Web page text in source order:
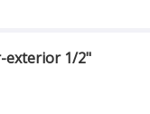
exterior 1/2"